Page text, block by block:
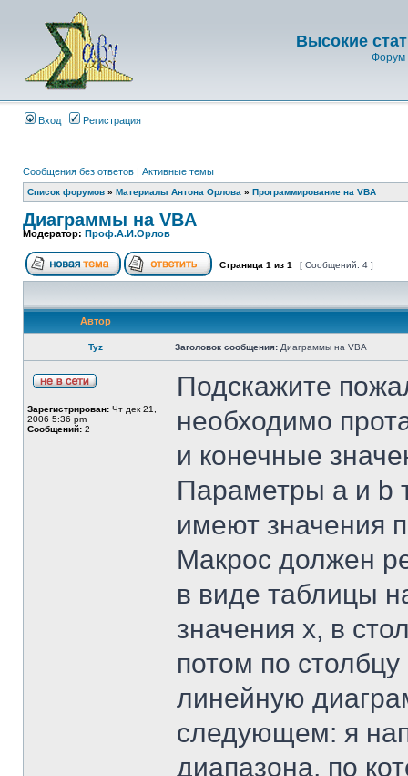
Высокие
Форум
Вход Регистрация
Сообщения без ответов | Активные темы
Список форумов » Материалы Антона Орлова » Программирование на VBA
Диаграммы на VBA
Модератор: Проф.А.И.Орлов
Страница 1 из 1 [ Сообщений: 4 ]
Автор
Tyz Заголовок сообщения: Диаграммы на VBA
Зарегистрирован: Чт дек 21,
2006 5:36 pm
Сообщений: 2
Подскажите
необходимо
и конечные
Параметры a и b
имеют значения
Макрос должен
в виде таблицы
значения х, в
потом по
линейную
следующем: я
диапазона, по